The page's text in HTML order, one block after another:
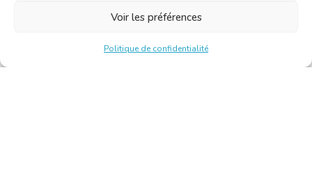
Voir les préférences
Politique de confidentialité